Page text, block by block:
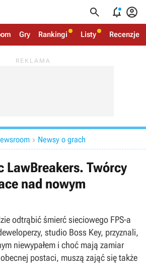
  
Gry Rankingi Listy Recenzje
 Newsy o grach
LawBreakers. Twórcy
nad nowym
odtrąbić śmierć sieciowego FPS-a
studio Boss Key, przyznali,
niewypałem i choć mają zamiar
postaci, muszą zająć się także